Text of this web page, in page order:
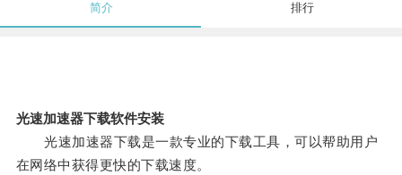
简介 排行
光速加速器下载软件安装
光速加速器下载是一款专业的下载工具，可以帮助用户
在网络中获得更快的下载速度。